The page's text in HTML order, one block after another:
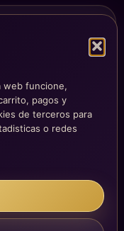
web funcione,
pagos y
de terceros para
o redes